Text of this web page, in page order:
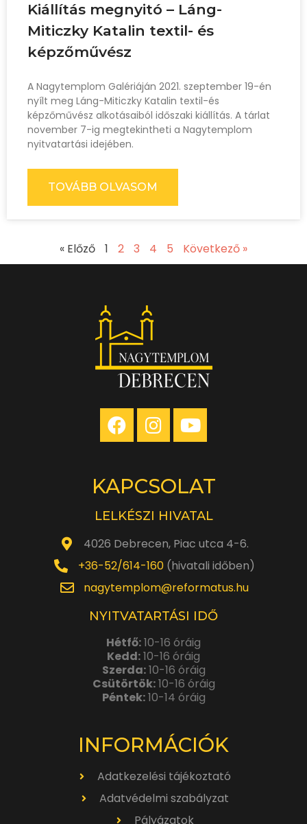
Kiállítás megnyitó – Láng-
Miticzky Katalin textil- és
képzőművész
A Nagytemplom Galériáján 2021. szeptember 19-én
nyílt meg Láng-Miticzky Katalin textil-és
képzőművész alkotásaiból időszaki kiállítás. A tárlat
november 7-ig megtekintheti a Nagytemplom
nyitvatartási idejében.
TOVÁBB OLVASOM
« Előző 1 2 3 4 5 Következő »
KAPCSOLAT
LELKÉSZI HIVATAL
4026 Debrecen, Piac utca 4-6.
+36-52/614-160(hivatali időben)
nagytemplom@reformatus.hu
NYITVATARTÁSI IDŐ
Hétfő:10-16 óráig
Kedd:10-16 óráig
Szerda:10-16 óráig
Csütörtök:10-16 óráig
Péntek:10-14 óráig
INFORMÁCIÓK
Adatkezelési tájékoztató
Adatvédelmi szabályzat
Pályázatok